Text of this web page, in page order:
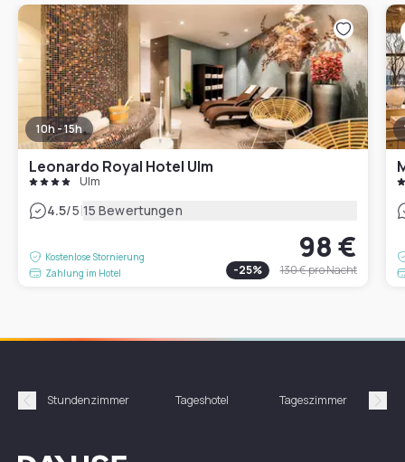
10h - 15h
Leonardo Royal Hotel Ulm
Ulm
4.5/5|15 Bewertungen
Kostenlose Stornierung
Zahlung im Hotel
98 €
-25% 130 €pro Nacht
Précédent
Stundenzimmer Tageshotel Tageszimmer